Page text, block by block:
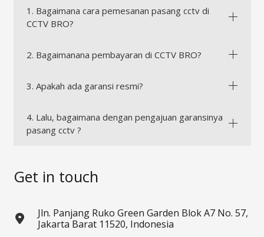
1. Bagaimana cara pemesanan pasang cctv di
CCTV BRO?
2. Bagaimanana pembayaran di CCTV BRO?
3. Apakah ada garansi resmi?
4. Lalu, bagaimana dengan pengajuan garansinya
pasang cctv ?
Get in touch
Jln. Panjang Ruko Green Garden Blok A7 No. 57,
Jakarta Barat 11520, Indonesia